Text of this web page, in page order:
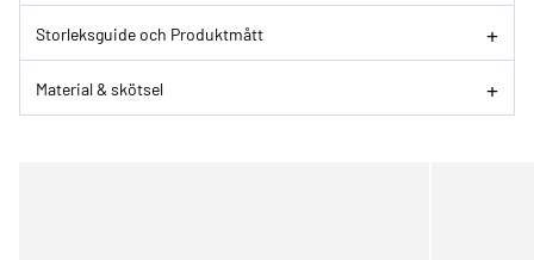
Storleksguide och Produktmått
Material & skötsel